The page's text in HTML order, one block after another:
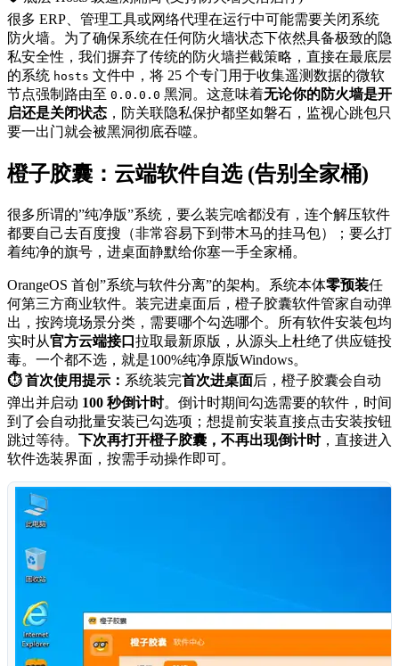
很多 ERP、管理工具或网络代理在运行中可能需要关闭系统
防火墙。为了确保系统在任何防火墙状态下依然具备极致的隐
私安全性，我们摒弃了传统的防火墙拦截策略，直接在最底层
的系统 hosts 文件中，将 25 个专门用于收集遥测数据的微软
节点强制路由至 0.0.0.0 黑洞。这意味着无论你的防火墙是开
启还是关闭状态 ，防关联隐私保护都坚如磐石，监视心跳包只
要一出门就会被黑洞彻底吞噬。
橙子胶囊：云端软件自选 (告别全家桶)
很多所谓的”纯净版”系统，要么装完啥都没有，连个解压软件
都要自己去百度搜（非常容易下到带木马的挂马包）；要么打
着纯净的旗号，进桌面静默给你塞一手全家桶。
OrangeOS 首创”系统与软件分离”的架构。系统本体零预装任
何第三方商业软件。装完进桌面后，橙子胶囊软件管家自动弹
出，按跨境场景分类，需要哪个勾选哪个。所有软件安装包均
实时从官方云端接口 拉取最新原版，从源头上杜绝了供应链投
毒。一个都不选，就是100%纯净原版Windows。
⏱ 首次使用提示： 系统装完首次进桌面后，橙子胶囊会自动
弹出并启动 100 秒倒计时。倒计时期间勾选需要的软件，时间
到了会自动批量安装已勾选项；想提前安装直接点击安装按钮
跳过等待。 下次再打开橙子胶囊，不再出现倒计时，直接进入
软件选装界面，按需手动操作即可。